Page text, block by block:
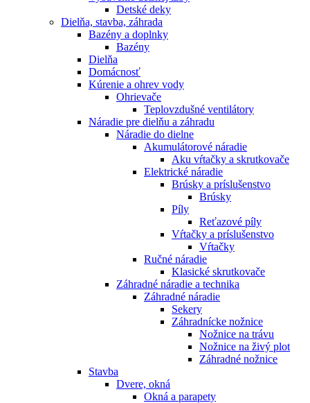
Detské deky
Dielňa, stavba, záhrada
Bazény a doplnky
Bazény
Dielňa
Domácnosť
Kúrenie a ohrev vody
Ohrievače
Teplovzdušné ventilátory
Náradie pre dielňu a záhradu
Náradie do dielne
Akumulátorové náradie
Aku vŕtačky a skrutkovače
Elektrické náradie
Brúsky a príslušenstvo
Brúsky
Píly
Reťazové píly
Vŕtačky a príslušenstvo
Vŕtačky
Ručné náradie
Klasické skrutkovače
Záhradné náradie a technika
Záhradné náradie
Sekery
Záhradnícke nožnice
Nožnice na trávu
Nožnice na živý plot
Záhradné nožnice
Stavba
Dvere, okná
Okná a parapety